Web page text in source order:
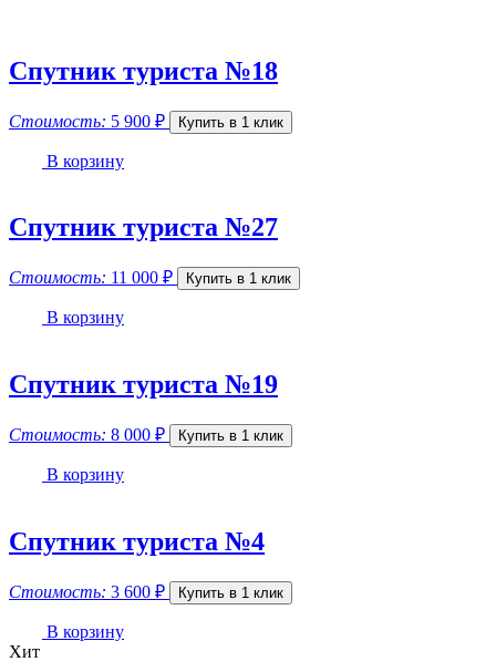
Спутник туриста №18
Стоимость: 5 900 ₽ Купить в 1 клик
В корзину
Спутник туриста №27
Стоимость: 11 000 ₽ Купить в 1 клик
В корзину
Спутник туриста №19
Стоимость: 8 000 ₽ Купить в 1 клик
В корзину
Спутник туриста №4
Стоимость: 3 600 ₽ Купить в 1 клик
В корзину
Хит